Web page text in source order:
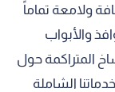
ولامعة تماماً
والأبواب
المتراكمة حول
الشاملة